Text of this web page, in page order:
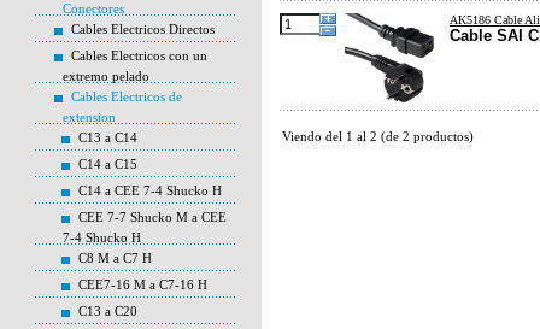
Conectores
Cables Electricos Directos
Cables Electricos con un
extremo pelado
Cables Electricos de
extension
C13 a C14
C14 a C15
C14 a CEE 7-4 Shucko H
CEE 7-7 Shucko M a CEE
7-4 Shucko H
C8 M a C7 H
CEE7-16 M a C7-16 H
C13 a C20
AK5186 Cable
Cable SAI
Viendo del 1 al 2 (de 2 productos)